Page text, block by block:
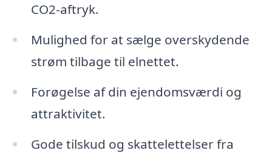
CO2-aftryk.
Mulighed for at sælge overskydende
strøm tilbage til elnettet.
Forøgelse af din ejendomsværdi og
attraktivitet.
Gode tilskud og skattelettelser fra